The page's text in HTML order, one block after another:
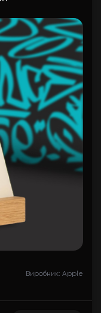
Виробник: Apple